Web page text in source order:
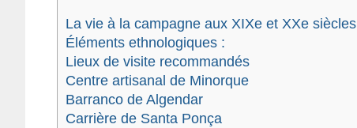
La vie à la campagne aux XIXe et XXe siècles
Éléments ethnologiques :
Lieux de visite recommandés
Centre artisanal de Minorque
Barranco de Algendar
Carrière de Santa Ponça